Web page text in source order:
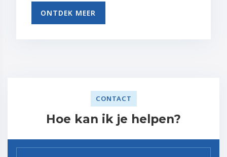
ONTDEK MEER
CONTACT
Hoe kan ik je helpen?